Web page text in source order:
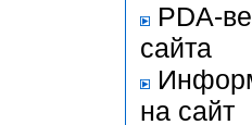
PDA-
сайта
на сайт